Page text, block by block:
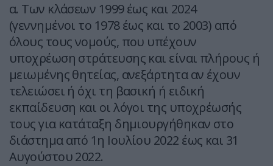
α. Των κλάσεων 1999 έως και 2024
(γεννημένοι το 1978 έως και το 2003) από
όλους τους νομούς, που υπέχουν
υποχρέωση στράτευσης και είναι πλήρους ή
μειωμένης θητείας, ανεξάρτητα αν έχουν
τελειώσει ή όχι τη βασική ή ειδική
εκπαίδευση και οι λόγοι της υποχρέωσής
τους για κατάταξη δημιουργήθηκαν στο
διάστημα από 1η Ιουλίου 2022 έως και 31
Αυγούστου 2022.